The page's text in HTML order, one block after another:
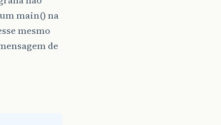
main() na
mesmo
de